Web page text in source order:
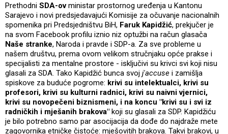
Prethodni SDA-ovministar prostornog uređenja u Kantonu
Sarajevo i novi predsjedavajući Komisije za očuvanje nacionalnih
spomenika pri Predsjedništvu BiH, Faruk Kapidžić, prekjučer je
na svom Facebook profilu iznio niz optužbi na račun glasača
Naše stranke, Naroda i pravde i SDP-a. Za sve probleme u
našem društvu, prema ovom velikom stručnjaku opće prakse i
specijalisti za mentalne prostore - isključivi su krivci svi koji nisu
glasali za SDA. Tako Kapidžić bunca svoj j'accuse i zamišlja
spiskove za buduće pogrome: krivi su intelektualci, krivi su
profesori, krivi su kulturni radnici, krivi su naivni vjernici,
krivi su novopečeni biznismeni, i na koncu "krivi su i svi iz
radničkih i mješanih brakova" koji su glasali za SDP. Kapidžiću
je bilo potrebno samo par asocijacija da dođe do najdraže mete
zagovornika etničke čistoće: mješovitih brakova. Takvi brakovi, u